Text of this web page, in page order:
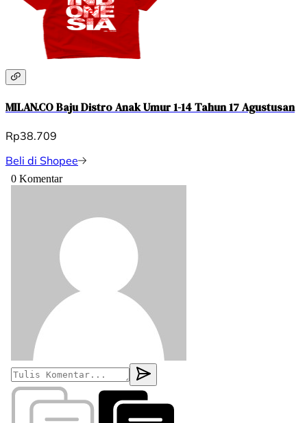
MILAN.CO Baju Distro Anak Umur 1-14 Tahun 17 Agustusan
Rp38.709
Beli di Shopee